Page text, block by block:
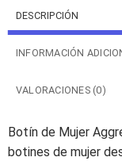
DESCRIPCIÓN
INFORMACIÓN
VALORACIONES (0)
Botín de Mujer
botines de mujer